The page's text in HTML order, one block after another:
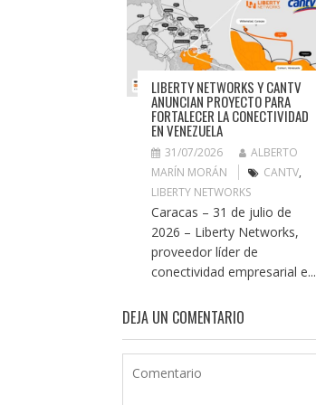
LIBERTY NETWORKS Y CANTV
ANUNCIAN PROYECTO PARA
FORTALECER LA CONECTIVIDAD
EN VENEZUELA
31/07/2026
ALBERTO
MARÍN MORÁN
CANTV,
LIBERTY NETWORKS
Caracas – 31 de julio de
2026 – Liberty Networks,
proveedor líder de
conectividad empresarial e...
DEJA UN COMENTARIO